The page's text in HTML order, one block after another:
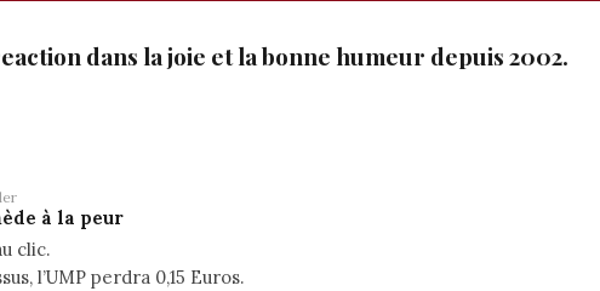
dans la joie et la bonne humeur depuis 2002.
à la peur
clic.
l’UMP perdra 0,15 Euros.